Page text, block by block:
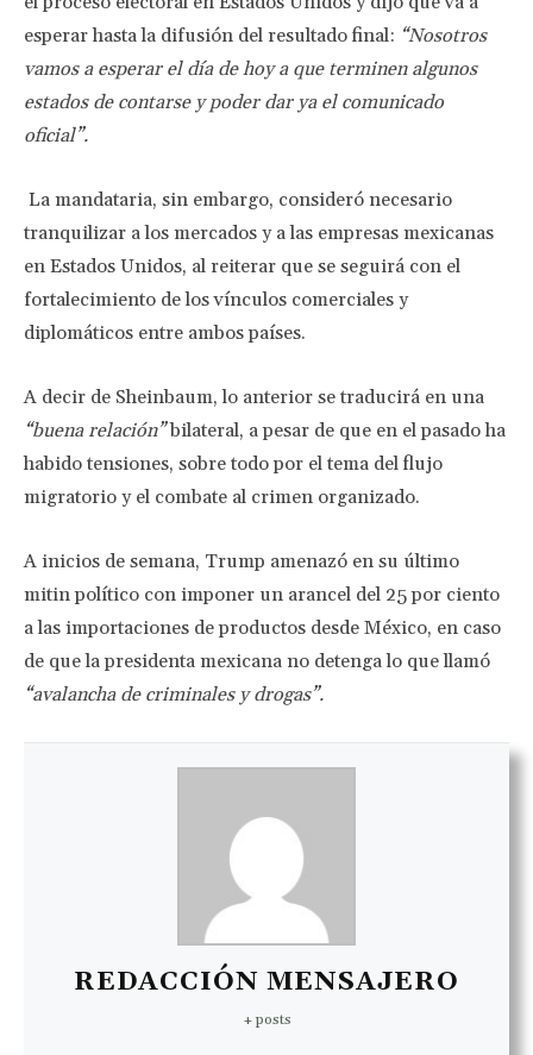
esperar hasta la difusión del resultado final: “Nosotros
vamos a esperar el día de hoy a que terminen algunos
estados de contarse y poder dar ya el comunicado
oficial”.
La mandataria, sin embargo, consideró necesario
tranquilizar a los mercados y a las empresas mexicanas
en Estados Unidos, al reiterar que se seguirá con el
fortalecimiento de los vínculos comerciales y
diplomáticos entre ambos países.
A decir de Sheinbaum, lo anterior se traducirá en una
“buena relación”bilateral, a pesar de que en el pasado ha
habido tensiones, sobre todo por el tema del flujo
migratorio y el combate al crimen organizado.
A inicios de semana, Trump amenazó en su último
mitin político con imponer un arancel del 25 por ciento
a las importaciones de productos desde México, en caso
de que la presidenta mexicana no detenga lo que llamó
“avalancha de criminales y drogas”.
REDACCIÓN MENSAJERO
+ posts